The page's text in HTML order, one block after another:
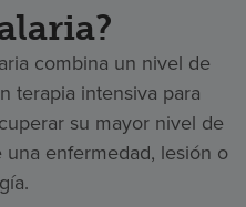
combina un nivel de
terapia intensiva para
su mayor nivel de
enfermedad, lesión o